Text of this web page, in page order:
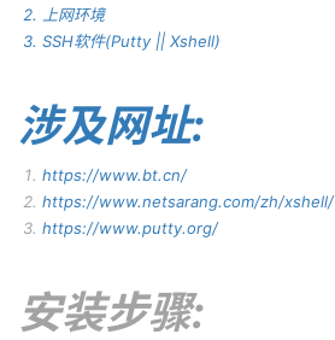
上网环境
SSH软件(Putty || Xshell)
涉及网址:
https://www.bt.cn/
https://www.netsarang.com/zh/xshell/
https://www.putty.org/
安装步骤: